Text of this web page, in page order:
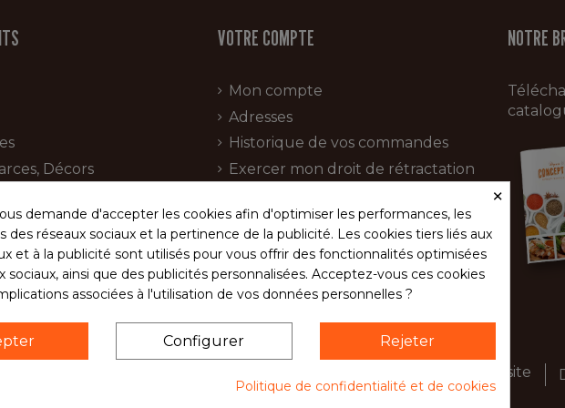
Décors
VOTRE COMPTE
Mon compte
Adresses
Historique de vos commandes
Exercer mon droit de rétractation
NOTRE
Suivez notre actualité
Plan du site
×
demande d'accepter les cookies afin d'optimiser les performances, les
des réseaux sociaux et la pertinence de la publicité. Les cookies tiers liés aux
et à la publicité sont utilisés pour vous offrir des fonctionnalités optimisées
sociaux, ainsi que des publicités personnalisées. Acceptez-vous ces cookies
associées à l'utilisation de vos données personnelles ?
Configurer Rejeter
Politique de confidentialité et de cookies